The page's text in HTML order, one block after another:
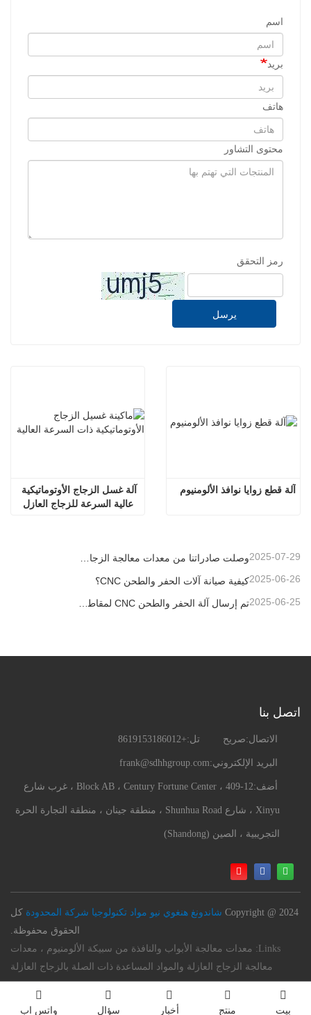
اسم
بريد
هاتف
محتوى التشاور
رمز التحقق
يرسل
عالية السرعة للزجاج العازل
آلة قطع زوايا نوافذ الألومنيوم
وصلت صادراتنا من معدات معالجة الزجاج العازل إلى مستويات قياسية جديدة، مما ساهم في تطوير المباني الخضراء في جميع أنحاء العالم. 2025-07-29
كيفية صيانة آلات الحفر والطحن CNC؟2025-06-26
2025-06-25
اتصل بنا
الاتصال:صريح تل:+8619153186012
البريد الإلكتروني:frank@sdhhgroup.com
أضف: 409-12 ، Block AB ، Century Fortune Center ، غرب شارع
Xinyu ، شارع Shunhua Road ، منطقة جينان ، منطقة التجارة الحرة
التجريبية ، الصين (Shandong)
Copyright @ 2024 شاندونغ هنغوي نيو مواد تكنولوجيا شركة المحدودة كل
الحقوق محفوظة.
Links:
معدات معالجة الأبواب والنافذة من سبيكة الألومنيوم ، معدات
معالجة الزجاج العازلة والمواد المساعدة ذات الصلة بالزجاج العازلة
بيت منتج أخبار سؤال واتس اب